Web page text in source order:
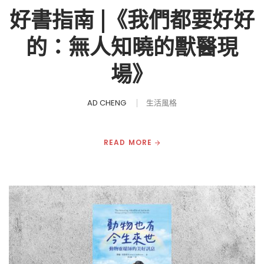
好書指南 |《我們都要好好
的：無人知曉的獸醫現
場》
AD CHENG 生活風格
READ MORE